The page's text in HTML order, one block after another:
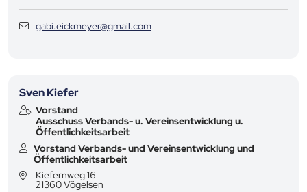
gabi.eickmeyer@gmail.com
Sven Kiefer
Vorstand
Ausschuss Verbands- u. Vereinsentwicklung u.
Öffentlichkeitsarbeit
Vorstand Verbands- und Vereinsentwicklung und
Öffentlichkeitsarbeit
Kiefernweg 16
21360Vögelsen